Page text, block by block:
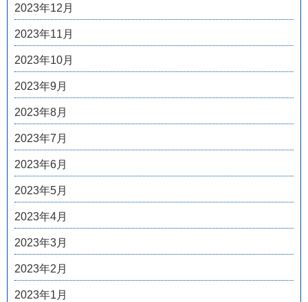
2023年12月
2023年11月
2023年10月
2023年9月
2023年8月
2023年7月
2023年6月
2023年5月
2023年4月
2023年3月
2023年2月
2023年1月